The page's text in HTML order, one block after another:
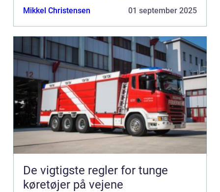
hvis det er b...
Mikkel Christensen 01 september 2025
De vigtigste regler for tunge
køretøjer på vejene